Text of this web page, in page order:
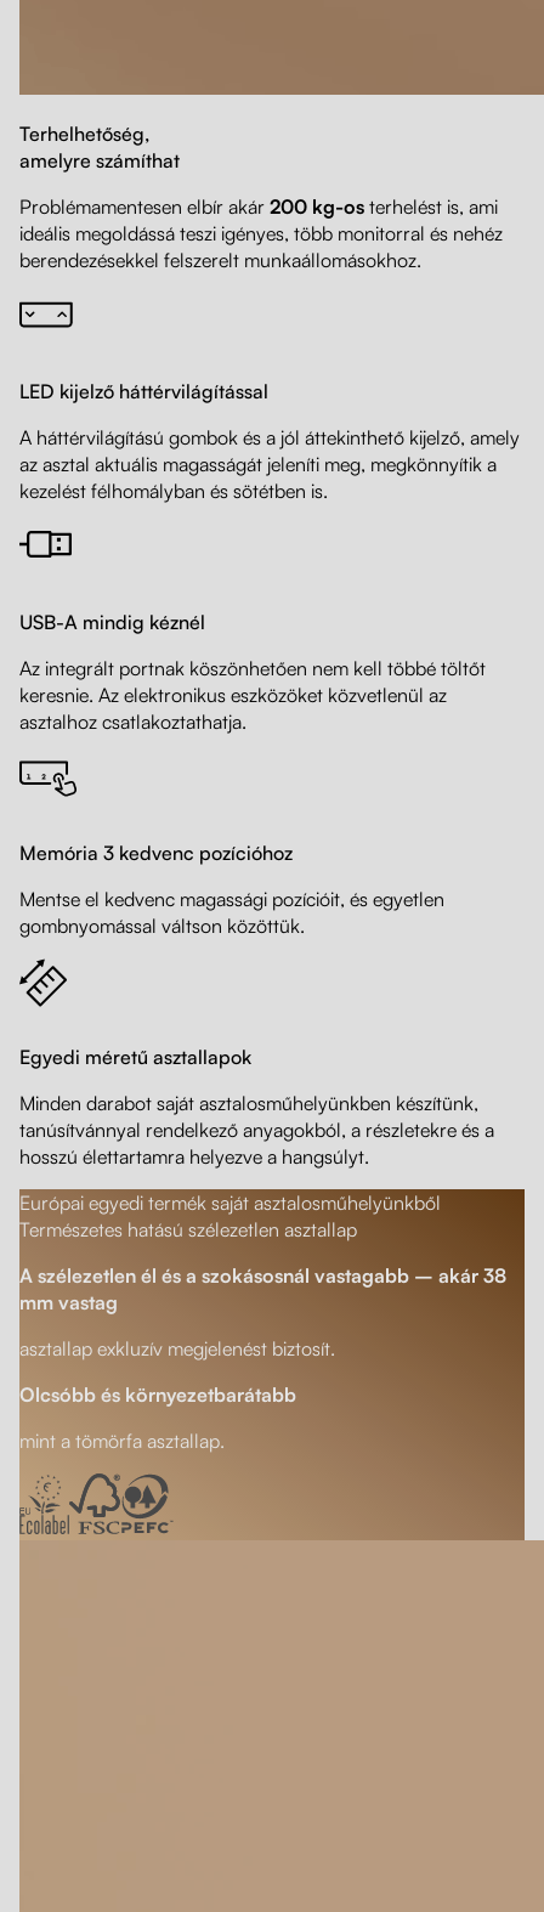
Terhelhetőség,
amelyre számíthat
Problémamentesen elbír akár 200 kg-os terhelést is, ami
ideális megoldássá teszi igényes, több monitorral és nehéz
berendezésekkel felszerelt munkaállomásokhoz.
LED kijelző háttérvilágítással
A háttérvilágítású gombok és a jól áttekinthető kijelző, amely
az asztal aktuális magasságát jeleníti meg, megkönnyítik a
kezelést félhomályban és sötétben is.
USB-A mindig kéznél
Az integrált portnak köszönhetően nem kell többé töltőt
keresnie. Az elektronikus eszközöket közvetlenül az
asztalhoz csatlakoztathatja.
Memória 3 kedvenc pozícióhoz
Mentse el kedvenc magassági pozícióit, és egyetlen
gombnyomással váltson közöttük.
Egyedi méretű asztallapok
Minden darabot saját asztalosműhelyünkben készítünk,
tanúsítvánnyal rendelkező anyagokból, a részletekre és a
hosszú élettartamra helyezve a hangsúlyt.
Európai egyedi termék saját asztalosműhelyünkből
Természetes hatású szélezetlen asztallap
A szélezetlen él és a szokásosnál vastagabb – akár 38
mm vastag
asztallap exkluzív megjelenést biztosít.
Olcsóbb és környezetbarátabb
mint a tömörfa asztallap.